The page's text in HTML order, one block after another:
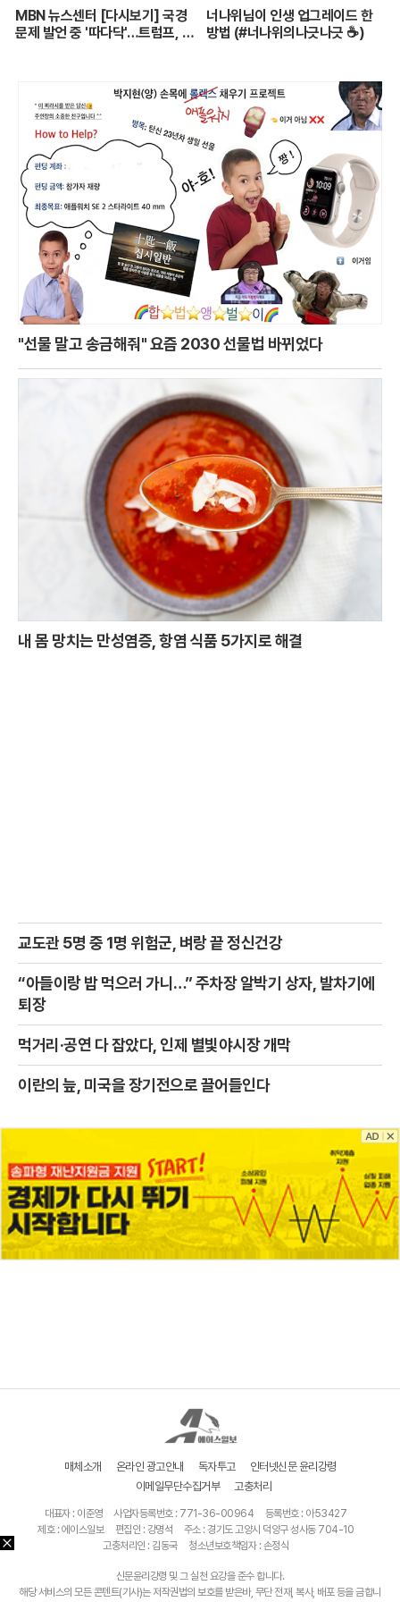
MBN 뉴스센터 [다시보기] 국경
문제 발언 중 '따다닥'…트럼프, 피
너나위님이 인생 업그레이드 한
방법 (#너나위의나긋나긋 ☕)
"선물 말고 송금해줘" 요즘 2030 선물법 바뀌었다
내 몸 망치는 만성염증, 항염 식품 5가지로 해결
교도관 5명 중 1명 위험군, 벼랑 끝 정신건강
“아들이랑 밥 먹으러 가니…” 주차장 알박기 상자, 발차기에
퇴장
먹거리·공연 다 잡았다, 인제 별빛야시장 개막
이란의 늪, 미국을 장기전으로 끌어들인다
매체소개 온라인 광고안내 독자투고
인터넷신문 윤리강령
이메일무단수집거부
고충처리
대표자 : 이준영 사업자등록번호 : 771-36-00964
등록번호 : 아53427
제호 : 에이스일보
편집인 : 강명석
주소 : 경기도 고양시 덕양구 성사동 704-10
고충처리인 : 김동국
청소년보호책임자 : 손정식
신문윤리강령 및 그 실천 요강을 준수 합니다.
해당 서비스의 모든 콘텐트(기사)는 저작권법의 보호를 받은바, 무단 전재, 복사, 배포 등을 금합니